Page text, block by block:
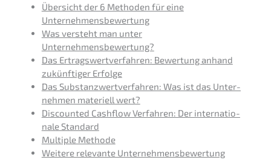
Übersicht der 6 Metho­den für eine
Unternehmensbewertung
Was versteht man unter
Unternehmensbewertung?
Das Ertrags­wert­ver­fah­ren: Bewer­tung anhand
zukünf­ti­ger Erfolge
Das Substanz­wert­ver­fah­ren: Was ist das Unter­
neh­men materi­ell wert?
Discoun­ted Cashflow Verfah­ren: Der inter­na­tio­
na­le Standard
Multi­ple Methode
Weite­re relevan­te Unter­neh­mens­be­wer­tung